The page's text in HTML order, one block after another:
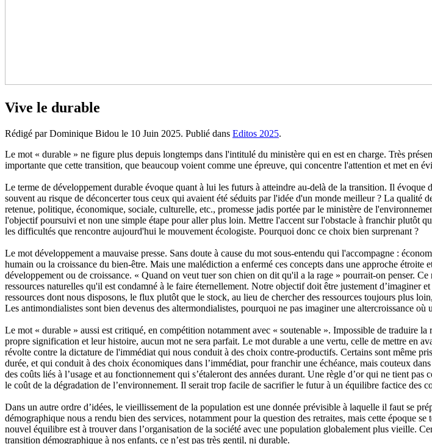
Vive le durable
Rédigé par Dominique Bidou le 10 Juin 2025. Publié dans Editos 2025.
Le mot « durable » ne figure plus depuis longtemps dans l'intitulé du ministère qui en est en charge. Très
importante que cette transition, que beaucoup voient comme une épreuve, qui concentre l'attention et met en
Le terme de développement durable évoque quant à lui les futurs à atteindre au-delà de la transition. Il
souvent au risque de déconcerter tous ceux qui avaient été séduits par l'idée d'un monde meilleur ? La
retenue, politique, économique, sociale, culturelle, etc., promesse jadis portée par le ministère de
l'objectif poursuivi et non une simple étape pour aller plus loin. Mettre l'accent sur l'obstacle à franchir plutôt
les difficultés que rencontre aujourd'hui le mouvement écologiste. Pourquoi donc ce choix bien surprenant ?
Le mot développement a mauvaise presse. Sans doute à cause du mot sous-entendu qui l'accompagne :
humain ou la croissance du bien-être. Mais une malédiction a enfermé ces concepts dans une approche
développement ou de croissance. « Quand on veut tuer son chien on dit qu'il a la rage » pourrait-on penser.
ressources naturelles qu'il est condamné à le faire éternellement. Notre objectif doit être justement d’imaginer
ressources dont nous disposons, le flux plutôt que le stock, au lieu de chercher des ressources toujours plus
Les antimondialistes sont bien devenus des altermondialistes, pourquoi ne pas imaginer une altercroissance
Le mot « durable » aussi est critiqué, en compétition notamment avec « soutenable ». Impossible de traduire
propre signification et leur histoire, aucun mot ne sera parfait. Le mot durable a une vertu, celle de mettre en
révolte contre la dictature de l'immédiat qui nous conduit à des choix contre-productifs. Certains sont même
durée, et qui conduit à des choix économiques dans l’immédiat, pour franchir une échéance, mais couteux
des coûts liés à l’usage et au fonctionnement qui s’étaleront des années durant. Une règle d’or qui ne tient
le coût de la dégradation de l’environnement. Il serait trop facile de sacrifier le futur à un équilibre factice des
Dans un autre ordre d’idées, le vieillissement de la population est une donnée prévisible à laquelle il faut se
démographique nous a rendu bien des services, notamment pour la question des retraites, mais cette époque
nouvel équilibre est à trouver dans l’organisation de la société avec une population globalement plus vieille.
transition démographique à nos enfants, ce n’est pas très gentil, ni durable.